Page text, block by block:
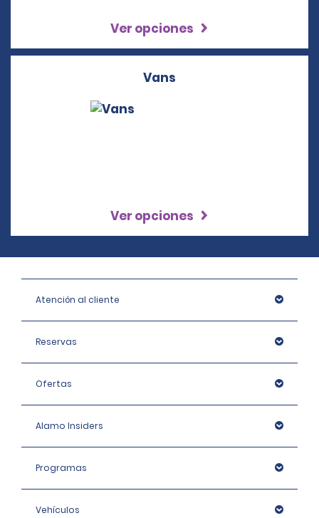
Ver opciones
Vans
Ver opciones
Atención al cliente
Reservas
Ofertas
Alamo Insiders
Programas
Vehículos